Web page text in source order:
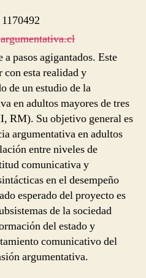
pasos agigantados. Este
con esta realidad y
de un estudio de la
en adultos mayores de tres
RM). Su objetivo general es
argumentativa en adultos
entre niveles de
comunicativa y
en el desempeño
esperado del proyecto es
de la sociedad
del estado y
comunicativo del
argumentativa.